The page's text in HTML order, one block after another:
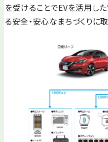
を受けることでEVを活用し
る安全・安心なまちづくりに